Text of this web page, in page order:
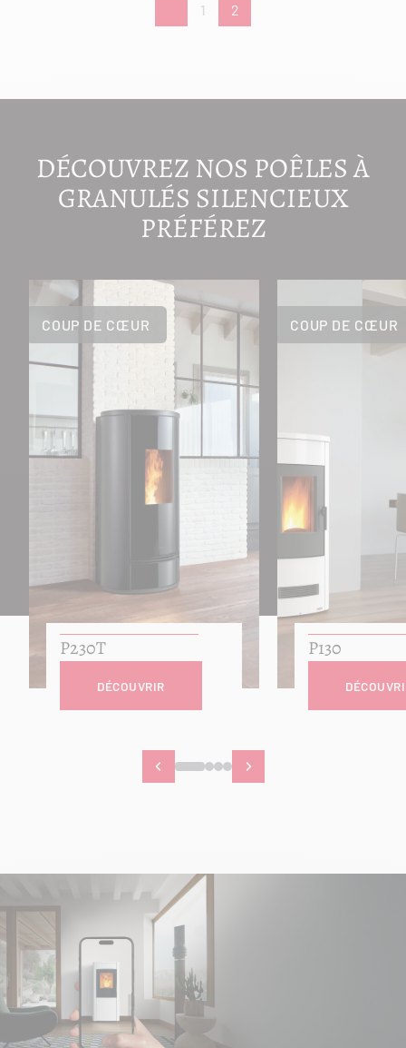
1 2
DÉCOUVREZ NOS POÊLES À
GRANULÉS SILENCIEUX
PRÉFÉREZ
COUP DE CŒUR
P230T
DÉCOUVRIR
COUP DE CŒUR
P130